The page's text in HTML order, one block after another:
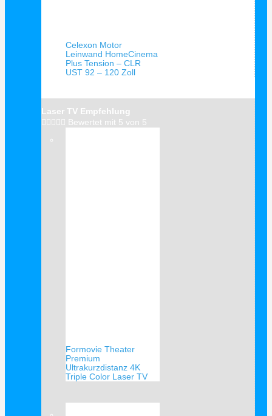
Celexon Motor
Leinwand HomeCinema
Plus Tension – CLR
UST 92 – 120 Zoll
Laser TV Empfehlung
     Bewertet mit 5 von 5
Formovie Theater
Premium
Ultrakurzdistanz 4K
Triple Color Laser TV